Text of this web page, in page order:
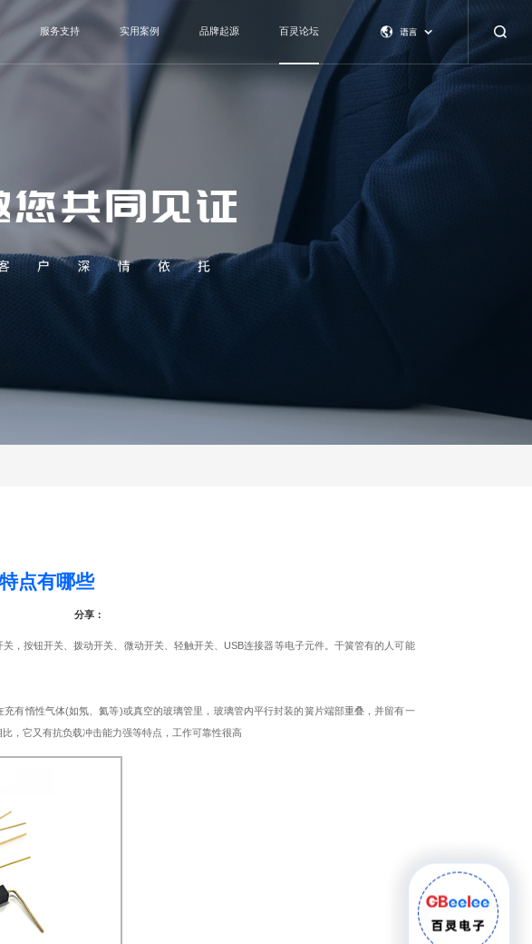
服务支持 实用案例 品牌起源 百灵论坛
点有哪些
分享：
，按钮开关、拨动开关、微动开关、轻触开关、USB连接器等电子元件。干簧管有的人可能
充有惰性气体(如氖、氦等)或真空的玻璃管里，玻璃管内平行封装的簧片端部重叠，并留有一
，它又有抗负载冲击能力强等特点，工作可靠性很高